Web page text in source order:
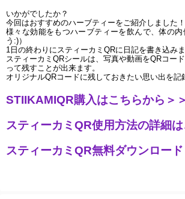
いかがでしたか？
今回はおすすめのハーブティーをご紹介しました！
様々な効能をもつハーブティーを飲んで、体の内
う:)）
1日の終わりにスティーカミQRに日記を書き込み
スティーカミQRシールは、写真や動画をQRコー
って残すことが出来ます。
オリジナルQRコードに残しておきたい思い出を記
STIIKAMIQR購入はこちらから＞＞
スティーカミQR使用方法の詳細
スティーカミQR無料ダウンロード